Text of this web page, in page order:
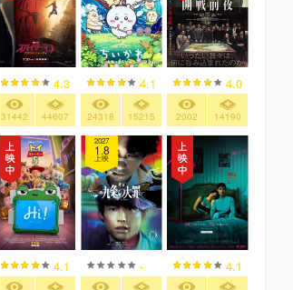
4.3
31442 44607
4.1
24318 15215
4.0
2002 14190
4.1
2027
1.8
上映
- 4.1